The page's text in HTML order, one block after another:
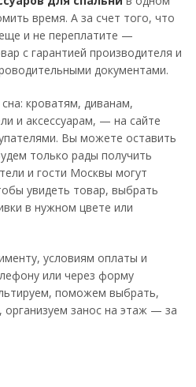
время. А за счет того, что
и не переплатите —
с гарантией производителя и
документами.
кроватям, диванам,
и аксессуарам, — на сайте
Вы можете оставить
только рады получить
и гости Москвы могут
увидеть товар, выбрать
в нужном цвете или
условиям оплаты и
или через форму
поможем выбрать,
организуем занос на этаж — за